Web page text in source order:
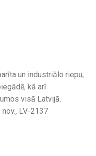
un industriālo riepu,
kā arī
visā Latvijā.
LV-2137